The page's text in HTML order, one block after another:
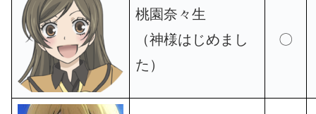
桃園奈々生
（神様はじめまし
た）
〇